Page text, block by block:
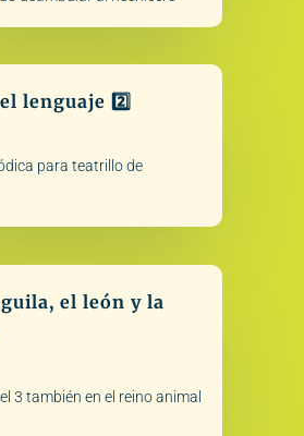
lenguaje 2️⃣
para teatrillo de
el león y la
3 también en el reino animal